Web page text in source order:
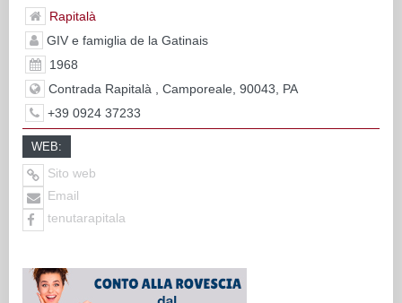
Rapitalà
GIV e famiglia de la Gatinais
1968
Contrada Rapitalà , Camporeale, 90043, PA
+39 0924 37233
WEB:
Sito web
Email
tenutarapitala